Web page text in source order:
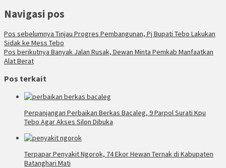
Navigasi pos
Pos sebelumnya Tinjau Progres Pembangunan, Pj Bupati Tebo Lakukan
Sidak ke Mess Tebo
Pos berikutnya Banyak Jalan Rusak, Dewan Minta Pemkab Manfaatkan
Alat Berat
Pos terkait
Perpanjangan Perbaikan Berkas Bacaleg, 9 Parpol Surati Kpu
Tebo Agar Akses Silon Dibuka
Terpapar Penyakit Ngorok, 74 Ekor Hewan Ternak di Kabupaten
Batanghari Mati